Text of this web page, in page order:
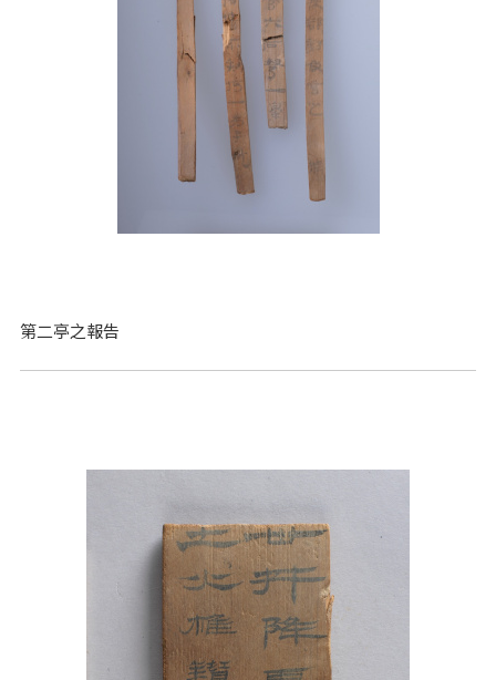
第二亭之報告